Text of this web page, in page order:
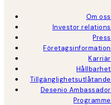
Om oss
Investor relations
Press
Företagsinformation
Karriär
Hållbarhet
Tillgänglighetsutlåtande
Desenio Ambassador
Programme